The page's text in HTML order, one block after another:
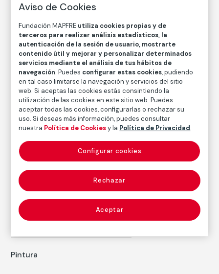
Óleo sobre lienzo
Medidas
Medidas sin marco: 51,5 x 41 cm
Medidas con marco: 71 x 59 x 5 cm
Inventario
FM003152
Fecha
1927
Inscripción/Leyenda
Firma en ángulo inferior derecho ("Vázquez Díaz")
Autor
Nacimiento: Nerva, Huelva, 1882
Fallecimiento: Madrid, 1969
Pintura
Aviso de Cookies
Fundación MAPFRE utiliza cookies propias y de
terceros para realizar análisis estadísticos, la
autenticación de la sesión de usuario, mostrarte
contenido útil y mejorar y personalizar determinados
servicios mediante el análisis de tus hábitos de
navegación. Puedes configurar estas cookies, pudiendo
en tal caso limitarse la navegación y servicios del sitio
web. Si aceptas las cookies estás consintiendo la
utilización de las cookies en este sitio web. Puedes
aceptar todas las cookies, configurarlas o rechazar su
uso. Si deseas más información, puedes consultar
nuestra Política de Cookiesy la Política de Privacidad.
Rechazar
Aceptar
Configurar cookies